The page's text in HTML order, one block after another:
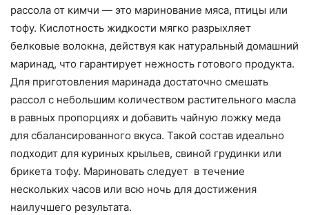
рассола от кимчи — это маринование мяса, птицы или
тофу. Кислотность жидкости мягко разрыхляет
белковые волокна, действуя как натуральный домашний
маринад, что гарантирует нежность готового продукта.
Для приготовления маринада достаточно смешать
рассол с небольшим количеством растительного масла
в равных пропорциях и добавить чайную ложку меда
для сбалансированного вкуса. Такой состав идеально
подходит для куриных крыльев, свиной грудинки или
брикета тофу. Мариновать следует в течение
нескольких часов или всю ночь для достижения
наилучшего результата.